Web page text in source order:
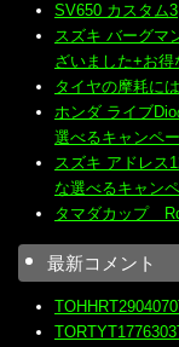
SV650 カスタム3
スズキ バーグマ
ざいました+お得
タイヤの摩耗に
ホンダ ライブ
選べるキャンペ
スズキ アドレス
な選べるキャン
タマダカップ
最新コメント